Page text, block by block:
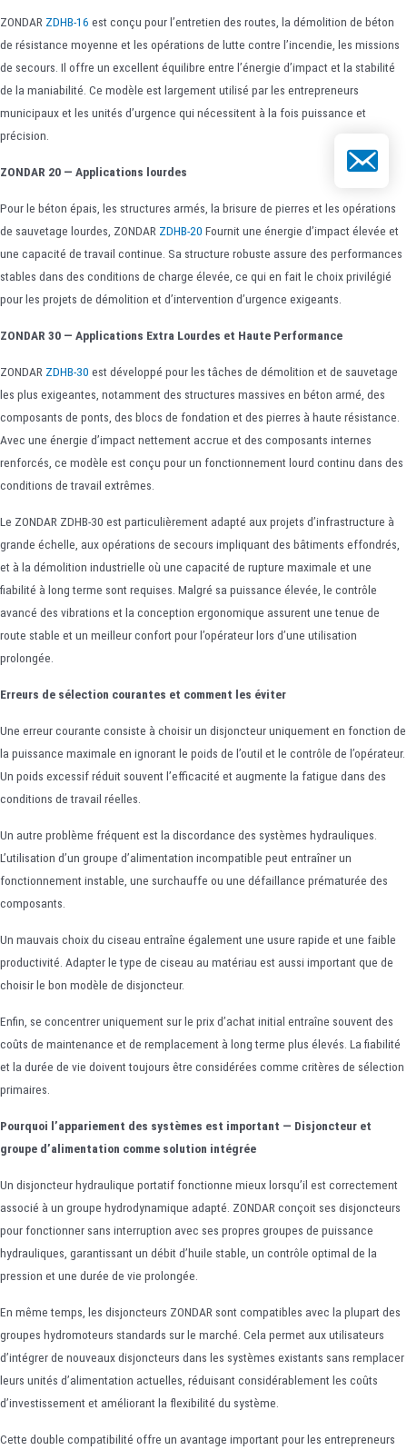
ZONDAR ZDHB-16 est conçu pour l’entretien des routes, la démolition de béton
de résistance moyenne et les opérations de lutte contre l’incendie, les missions
de secours. Il offre un excellent équilibre entre l’énergie d’impact et la stabilité
de la maniabilité. Ce modèle est largement utilisé par les entrepreneurs
municipaux et les unités d’urgence qui nécessitent à la fois puissance et
précision.
ZONDAR 20 — Applications lourdes
Pour le béton épais, les structures armés, la brisure de pierres et les opérations
de sauvetage lourdes, ZONDAR ZDHB-20 Fournit une énergie d’impact élevée et
une capacité de travail continue. Sa structure robuste assure des performances
stables dans des conditions de charge élevée, ce qui en fait le choix privilégié
pour les projets de démolition et d’intervention d’urgence exigeants.
ZONDAR 30 — Applications Extra Lourdes et Haute Performance
ZONDAR ZDHB-30 est développé pour les tâches de démolition et de sauvetage
les plus exigeantes, notamment des structures massives en béton armé, des
composants de ponts, des blocs de fondation et des pierres à haute résistance.
Avec une énergie d’impact nettement accrue et des composants internes
renforcés, ce modèle est conçu pour un fonctionnement lourd continu dans des
conditions de travail extrêmes.
Le ZONDAR ZDHB-30 est particulièrement adapté aux projets d’infrastructure à
grande échelle, aux opérations de secours impliquant des bâtiments effondrés,
et à la démolition industrielle où une capacité de rupture maximale et une
fiabilité à long terme sont requises. Malgré sa puissance élevée, le contrôle
avancé des vibrations et la conception ergonomique assurent une tenue de
route stable et un meilleur confort pour l’opérateur lors d’une utilisation
prolongée.
Erreurs de sélection courantes et comment les éviter
Une erreur courante consiste à choisir un disjoncteur uniquement en fonction de
la puissance maximale en ignorant le poids de l’outil et le contrôle de l’opérateur.
Un poids excessif réduit souvent l’efficacité et augmente la fatigue dans des
conditions de travail réelles.
Un autre problème fréquent est la discordance des systèmes hydrauliques.
L’utilisation d’un groupe d’alimentation incompatible peut entraîner un
fonctionnement instable, une surchauffe ou une défaillance prématurée des
composants.
Un mauvais choix du ciseau entraîne également une usure rapide et une faible
productivité. Adapter le type de ciseau au matériau est aussi important que de
choisir le bon modèle de disjoncteur.
Enfin, se concentrer uniquement sur le prix d’achat initial entraîne souvent des
coûts de maintenance et de remplacement à long terme plus élevés. La fiabilité
et la durée de vie doivent toujours être considérées comme critères de sélection
primaires.
Pourquoi l’appariement des systèmes est important — Disjoncteur et
groupe d’alimentation comme solution intégrée
Un disjoncteur hydraulique portatif fonctionne mieux lorsqu’il est correctement
associé à un groupe hydrodynamique adapté. ZONDAR conçoit ses disjoncteurs
pour fonctionner sans interruption avec ses propres groupes de puissance
hydrauliques, garantissant un débit d’huile stable, un contrôle optimal de la
pression et une durée de vie prolongée.
En même temps, les disjoncteurs ZONDAR sont compatibles avec la plupart des
groupes hydromoteurs standards sur le marché. Cela permet aux utilisateurs
d’intégrer de nouveaux disjoncteurs dans les systèmes existants sans remplacer
leurs unités d’alimentation actuelles, réduisant considérablement les coûts
d’investissement et améliorant la flexibilité du système.
Cette double compatibilité offre un avantage important pour les entrepreneurs
E-mail